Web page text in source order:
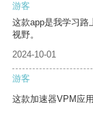
游客
这款app是我学习路
视野。
2024-10-01
游客
这款加速器VPM应